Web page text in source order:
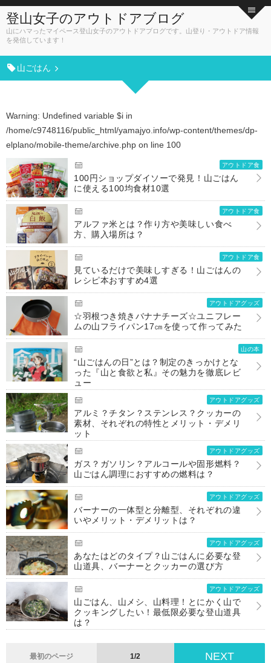
登山女子のアウトドアブログ
山にハマったマイペース登山女子のアウトドアブログです。山登り・アウトドア情報
を発信しています！
山ごはん
Warning: Undefined variable $i in
/home/c9748116/public_html/yamajyo.info/wp-content/themes/dp-
elplano/mobile-theme/archive.php on line 100
アウトドア食
100円ショップダイソーで発見！山ごはん
に使える100均食材10選
アウトドア食
アルファ米とは？作り方や美味しい食べ
方、購入場所は？
アウトドア食
見ているだけで美味しすぎる！山ごはんの
レシピ本おすすめ4選
アウトドアグッズ
☆羽根つき焼きバナナチーズ☆ユニフレー
ムの山フライパン17㎝を使って作ってみた
山の本
“山ごはんの日”とは？制定のきっかけとな
った『山と食欲と私』その魅力を徹底レビ
ュー
アウトドアグッズ
アルミ？チタン？ステンレス？クッカーの
素材、それぞれの特性とメリット・デメリ
ット
アウトドアグッズ
ガス？ガソリン？アルコールや固形燃料？
山ごはん調理におすすめの燃料は？
アウトドアグッズ
バーナーの一体型と分離型、それぞれの違
いやメリット・デメリットは？
アウトドアグッズ
あなたはどのタイプ？山ごはんに必要な登
山道具、バーナーとクッカーの選び方
アウトドアグッズ
山ごはん、山メシ、山料理！とにかく山で
クッキングしたい！最低限必要な登山道具
は？
最初のページ 1/2 NEXT